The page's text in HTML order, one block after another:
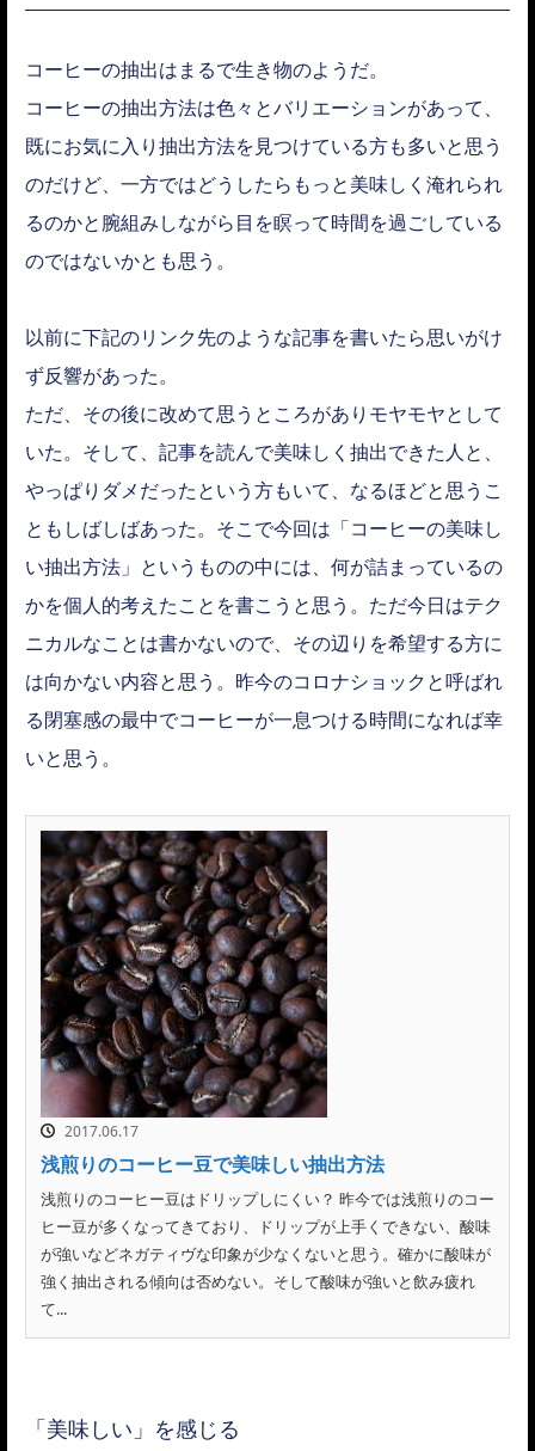
コーヒーの抽出はまるで生き物のようだ。
コーヒーの抽出方法は色々とバリエーションがあって、
既にお気に入り抽出方法を見つけている方も多いと思う
のだけど、一方ではどうしたらもっと美味しく淹れられ
るのかと腕組みしながら目を瞑って時間を過ごしている
のではないかとも思う。
以前に下記のリンク先のような記事を書いたら思いがけ
ず反響があった。
ただ、その後に改めて思うところがありモヤモヤとして
いた。そして、記事を読んで美味しく抽出できた人と、
やっぱりダメだったという方もいて、なるほどと思うこ
ともしばしばあった。そこで今回は「コーヒーの美味し
い抽出方法」というものの中には、何が詰まっているの
かを個人的考えたことを書こうと思う。ただ今日はテク
ニカルなことは書かないので、その辺りを希望する方に
は向かない内容と思う。昨今のコロナショックと呼ばれ
る閉塞感の最中でコーヒーが一息つける時間になれば幸
いと思う。
2017.06.17
浅煎りのコーヒー豆で美味しい抽出方法
浅煎りのコーヒー豆はドリップしにくい？ 昨今では浅煎りのコー
ヒー豆が多くなってきており、ドリップが上手くできない、酸味
が強いなどネガティヴな印象が少なくないと思う。確かに酸味が
強く抽出される傾向は否めない。そして酸味が強いと飲み疲れ
て...
「美味しい」を感じる